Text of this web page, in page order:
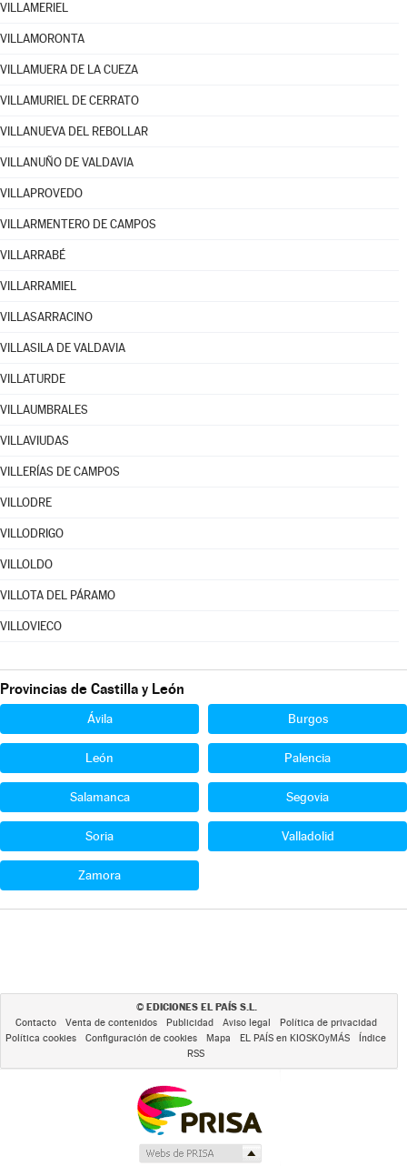
VILLAMERIEL
VILLAMORONTA
VILLAMUERA DE LA CUEZA
VILLAMURIEL DE CERRATO
VILLANUEVA DEL REBOLLAR
VILLANUÑO DE VALDAVIA
VILLAPROVEDO
VILLARMENTERO DE CAMPOS
VILLARRABÉ
VILLARRAMIEL
VILLASARRACINO
VILLASILA DE VALDAVIA
VILLATURDE
VILLAUMBRALES
VILLAVIUDAS
VILLERÍAS DE CAMPOS
VILLODRE
VILLODRIGO
VILLOLDO
VILLOTA DEL PÁRAMO
VILLOVIECO
Provincias de Castilla y León
Ávila Burgos
León Palencia
Salamanca Segovia
Soria Valladolid
Zamora
© EDICIONES EL PAÍS S.L.
Contacto Venta de contenidos Publicidad Aviso legal
Política de privacidad
Política cookies
Configuración de cookies Mapa EL PAÍS en KIOSKOyMÁS
Índice
RSS